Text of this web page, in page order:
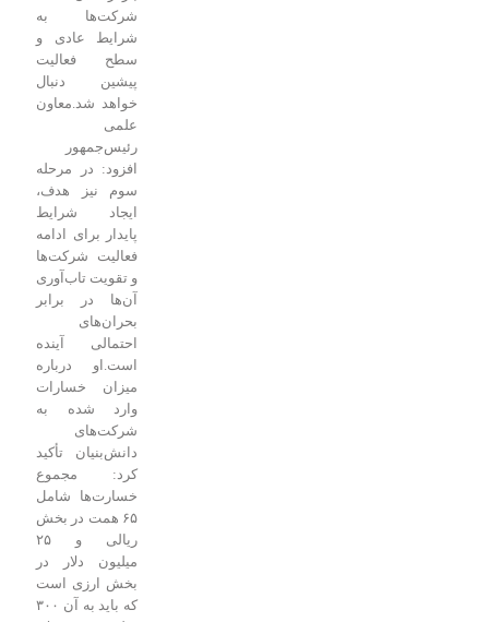
شرکت‌ها به
شرایط عادی و
سطح فعالیت
پیشین دنبال
معاون
رئیس‌جمهور
افزود: در مرحله
سوم نیز هدف،
ایجاد شرایط
پایدار برای ادامه
فعالیت شرکت‌ها
و تقویت تاب‌آوری
آن‌ها در برابر
احتمالی آینده
او درباره
میزان خسارات
وارد شده به
دانش‌بنیان تأکید
کرد: مجموع
خسارت‌ها شامل
۶۵ همت در بخش
ریالی و ۲۵
میلیون دلار در
بخش ارزی است
که باید به آن ۳۰۰